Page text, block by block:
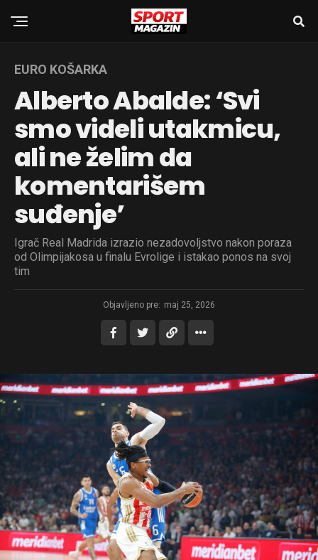
EURO KOŠARKA
Alberto Abalde: ‘Svi
smo videli utakmicu,
ali ne želim da
komentarišem
suđenje’
Igrač Real Madrida izrazio nezadovoljstvo nakon poraza
od Olimpijakosa u finalu Evrolige i istakao ponos na svoj
tim
Objavljeno pre: maj 25, 2026